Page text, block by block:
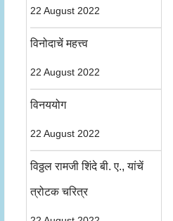
22 August 2022
विनोदाचें महत्त्व
22 August 2022
विनययोग
22 August 2022
विठ्ठल रामजी शिंदे बी. ए., यांचें
त्रोटक चरित्र